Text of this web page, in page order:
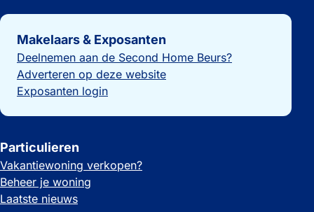
Belangrijke links
Makelaars & Exposanten
Deelnemen aan de Second Home Beurs?
Adverteren op deze website
Exposanten login
Particulieren
Vakantiewoning verkopen?
Beheer je woning
Laatste nieuws